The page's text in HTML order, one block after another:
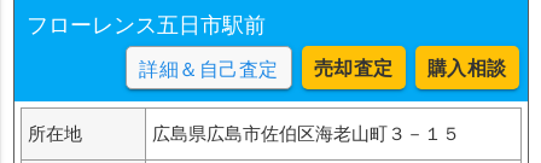
フローレンス五日市駅前
詳細＆自己査定 売却査定 購入相談
所在地 広島県広島市佐伯区海老山町３－１５